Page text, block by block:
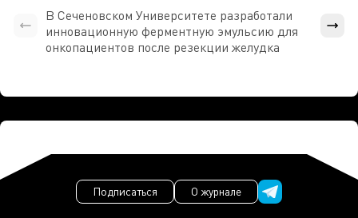
В Сеченовском Университете разработали
инновационную ферментную эмульсию для
онкопациентов после резекции желудка
Подписаться О журнале